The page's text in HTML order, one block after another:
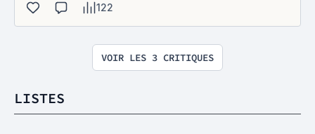
122
VOIR LES 3 CRITIQUES
LISTES